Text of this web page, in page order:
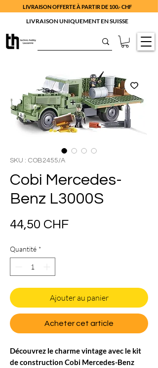
LIVRAISON OFFERTE À PARTIR DE 100.- CHF
LIVRAISON UNIQUEMENT EN SUISSE
SKU : COB2455/A
Cobi Mercedes-
Benz L3000S
44,50 CHFPrix
Quantité *
Ajouter au panier
Acheter cet article
Découvrez le charme vintage avec le kit
de construction Cobi Mercedes-Benz